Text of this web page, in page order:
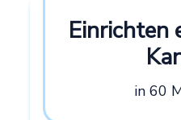
Einrichten
in 60